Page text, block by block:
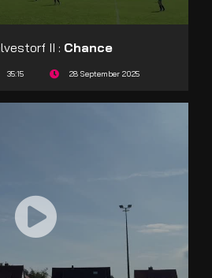
II : Chance
35:15 28 September 2025